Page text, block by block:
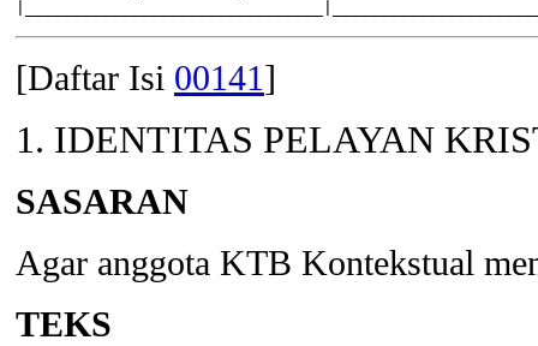
[Daftar Isi 00141]
1. IDENTITAS PELAYAN
SASARAN
Agar anggota KTB Kontekstual
TEKS